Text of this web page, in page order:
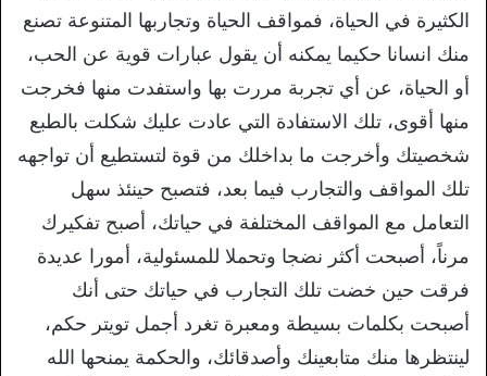
الكثيرة في الحياة، فمواقف الحياة وتجاربها المتنوعة تصنع
منك انسانا حكيما يمكنه أن يقول عبارات قوية عن الحب،
أو الحياة، عن أي تجربة مررت بها واستفدت منها فخرجت
منها أقوى، تلك الاستفادة التي عادت عليك شكلت بالطبع
شخصيتك وأخرجت ما بداخلك من قوة لتستطيع أن تواجهه
تلك المواقف والتجارب فيما بعد، فتصبح حينئذ سهل
التعامل مع المواقف المختلفة في حياتك، أصبح تفكيرك
مرناً، أصبحت أكثر نضجا وتحملا للمسئولية، أمورا عديدة
فرقت حين خضت تلك التجارب في حياتك حتى أنك
أصبحت بكلمات بسيطة ومعبرة تغرد أجمل تويتر حكم،
لينتظرها منك متابعينك وأصدقائك، والحكمة يمنحها الله